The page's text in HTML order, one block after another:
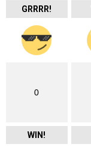
GRRRR!
0
WIN!